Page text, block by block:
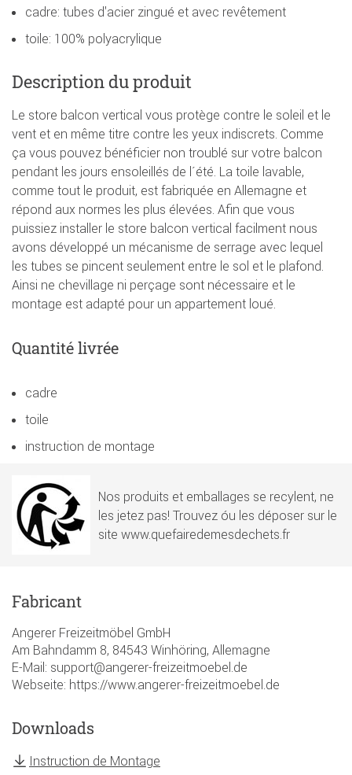
cadre: tubes d'acier zingué et avec revêtement
toile: 100% polyacrylique
Description du produit
Le store balcon vertical vous protège contre le soleil et le
vent et en même titre contre les yeux indiscrets. Comme
ça vous pouvez bénéficier non troublé sur votre balcon
pendant les jours ensoleillés de l´été. La toile lavable,
comme tout le produit, est fabriquée en Allemagne et
répond aux normes les plus élevées. Afin que vous
puissiez installer le store balcon vertical facilment nous
avons développé un mécanisme de serrage avec lequel
les tubes se pincent seulement entre le sol et le plafond.
Ainsi ne chevillage ni perçage sont nécessaire et le
montage est adapté pour un appartement loué.
Quantité livrée
cadre
toile
instruction de montage
Nos produits et emballages se recylent, ne
les jetez pas! Trouvez óu les déposer sur le
site www.quefairedemesdechets.fr
Fabricant
Angerer Freizeitmöbel GmbH
Am Bahndamm 8, 84543 Winhöring, Allemagne
E-Mail: support@angerer-freizeitmoebel.de
Webseite: https://www.angerer-freizeitmoebel.de
Downloads
Instruction de Montage